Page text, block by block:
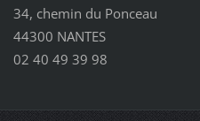
34, chemin du Ponceau
44300 NANTES
02 40 49 39 98